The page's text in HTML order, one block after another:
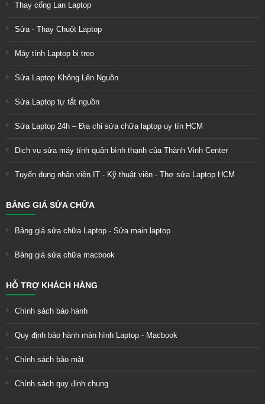
Thay cổng Lan Laptop
Sửa - Thay Chuột Laptop
Máy tính Laptop bị treo
Sửa Laptop Không Lên Nguồn
Sửa Laptop tự tắt nguồn
Sửa Laptop 24h – Địa chỉ sửa chữa laptop uy tín HCM
Dịch vụ sửa máy tính quận bình thạnh của Thành Vinh Center
Tuyển dụng nhân viên IT - Kỹ thuật viên - Thợ sửa Laptop HCM
BẢNG GIÁ SỬA CHỮA
Bảng giá sửa chữa Laptop - Sửa main laptop
Bảng giá sửa chữa macbook
HỖ TRỢ KHÁCH HÀNG
Chính sách bảo hành
Quy định bảo hành màn hình Laptop - Macbook
Chính sách bảo mật
Chính sách quy định chung